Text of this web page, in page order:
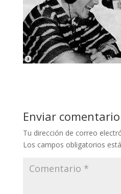
Enviar comentario
Tu dirección de correo
Los campos obligatorios